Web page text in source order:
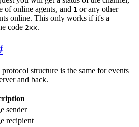
of online agents, and 1 or any other
online. This only works if it's a
code 2xx.
structure is the same for events
and back.
sender
recipient